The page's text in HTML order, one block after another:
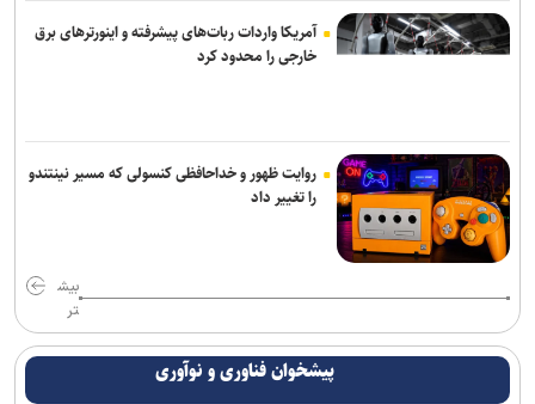
آمریکا واردات ربات‌های پیشرفته و اینورترهای برق
خارجی را محدود کرد
روایت ظهور و خداحافظی کنسولی که مسیر نینتندو
را تغییر داد
بیش
تر
پیشخوان فناوری و نوآوری